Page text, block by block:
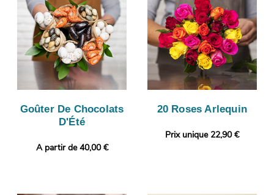
Goûter De Chocolats
D'Été
A partir de 40,00 €
20 Roses Arlequin
Prix unique 22,90 €